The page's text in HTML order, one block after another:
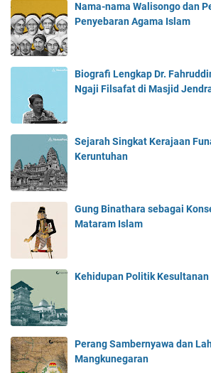
Nama-nama Walisongo dan
Penyebaran Agama Islam
Biografi Lengkap Dr.
Ngaji Filsafat di Masjid
Sejarah Singkat Kerajaan
Keruntuhan
Gung Binathara sebagai
Mataram Islam
Kehidupan Politik Kesultanan
Perang Sambernyawa dan
Mangkunegaran